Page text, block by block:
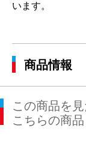
います。
商品情報
この商品を
こちらの商